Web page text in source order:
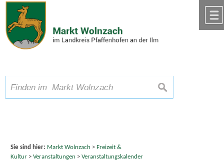
Zum Inhalt,zur Navigation
Schriftgröße A A A suchen
Sie sind hier: Markt Wolnzach > Freizeit &
Kultur> Veranstaltungen > Veranstaltungskalender